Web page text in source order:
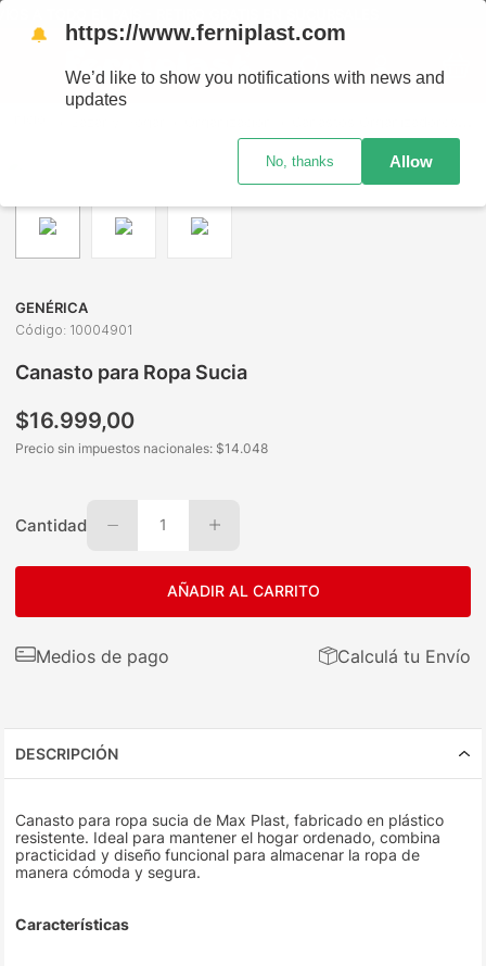
GENÉRICA
Código: 10004901
Canasto para Ropa Sucia
$16.999,00
Precio sin impuestos nacionales: $14.048
Cantidad 1
AÑADIR AL CARRITO
Medios de pago Calculá tu Envío
DESCRIPCIÓN
Canasto para ropa sucia de Max Plast, fabricado en plástico
resistente. Ideal para mantener el hogar ordenado, combina
practicidad y diseño funcional para almacenar la ropa de
manera cómoda y segura.
Características
🔔 https://www.ferniplast.com
We’d like to show you notifications with news and
updates
No, thanks Allow